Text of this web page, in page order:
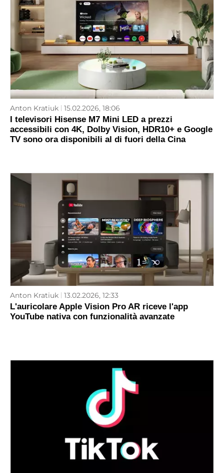
Anton Kratiuk 15.02.2026, 18:06
I televisori Hisense M7 Mini LED a prezzi
accessibili con 4K, Dolby Vision, HDR10+ e Google
TV sono ora disponibili al di fuori della Cina
Anton Kratiuk 13.02.2026, 12:33
L'auricolare Apple Vision Pro AR riceve l'app
YouTube nativa con funzionalità avanzate